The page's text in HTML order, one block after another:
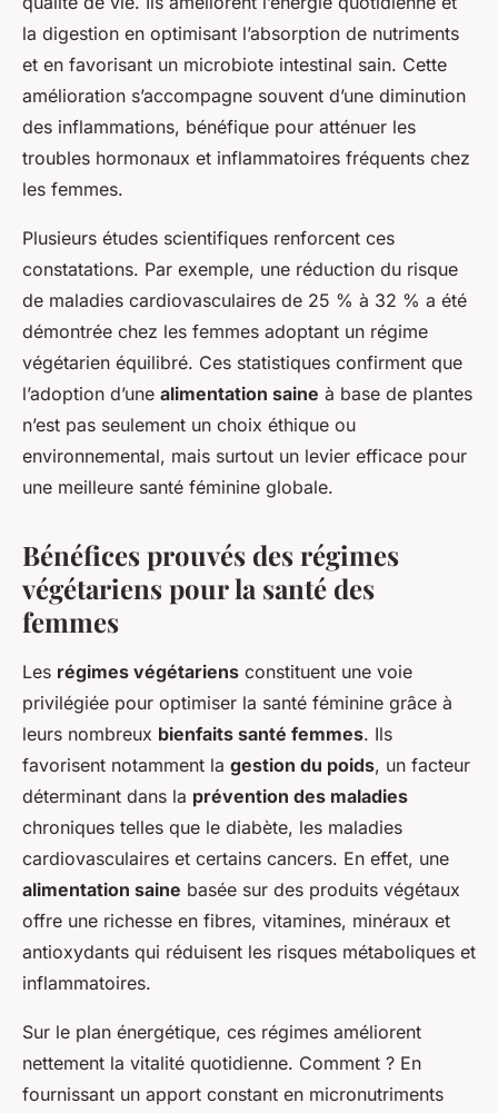
la digestion en optimisant l’absorption de nutriments
et en favorisant un microbiote intestinal sain. Cette
amélioration s’accompagne souvent d’une diminution
des inflammations, bénéfique pour atténuer les
troubles hormonaux et inflammatoires fréquents chez
les femmes.
Plusieurs études scientifiques renforcent ces
constatations. Par exemple, une réduction du risque
de maladies cardiovasculaires de 25 % à 32 % a été
démontrée chez les femmes adoptant un régime
végétarien équilibré. Ces statistiques confirment que
l’adoption d’une alimentation saine à base de plantes
n’est pas seulement un choix éthique ou
environnemental, mais surtout un levier efficace pour
une meilleure santé féminine globale.
Bénéfices prouvés des régimes
végétariens pour la santé des
femmes
Les régimes végétariens constituent une voie
privilégiée pour optimiser la santé féminine grâce à
leurs nombreux bienfaits santé femmes. Ils
favorisent notamment la gestion du poids, un facteur
déterminant dans la prévention des maladies
chroniques telles que le diabète, les maladies
cardiovasculaires et certains cancers. En effet, une
alimentation saine basée sur des produits végétaux
offre une richesse en fibres, vitamines, minéraux et
antioxydants qui réduisent les risques métaboliques et
inflammatoires.
Sur le plan énergétique, ces régimes améliorent
nettement la vitalité quotidienne. Comment ? En
fournissant un apport constant en micronutriments